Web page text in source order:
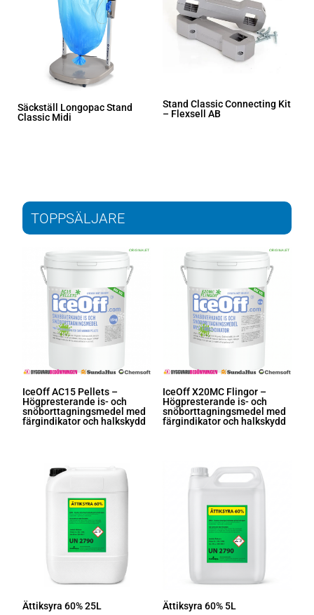
Säckställ Longopac Stand
Classic Midi
Stand Classic Connecting Kit
– Flexsell AB
TOPPSÄLJARE
IceOff AC15 Pellets –
Högpresterande is- och
snöborttagningsmedel med
färgindikator och halkskydd
IceOff X20MC Flingor –
Högpresterande is- och
snöborttagningsmedel med
färgindikator och halkskydd
Ättiksyra 60% 25L Ättiksyra 60% 5L